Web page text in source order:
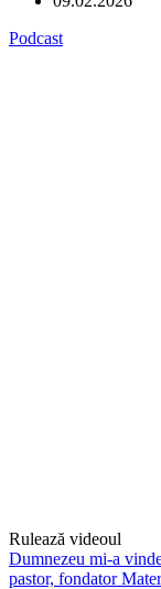
Podcast
Rulează videoul
Dumnezeu mi-a
pastor, fondator